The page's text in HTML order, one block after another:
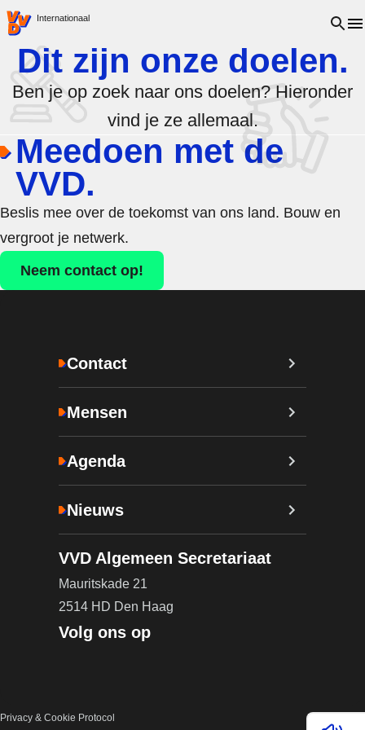
VVD.nl - Ga naar de homepage
Internationaal Open
Dit zijn onze doelen.
Ben je op zoek naar ons doelen? Hieronder
vind je ze allemaal.
Meedoen met de
VVD.
Beslis mee over de toekomst van ons land. Bouw en
vergroot je netwerk.
Neem contact op!
Contact
Mensen
Agenda
Nieuws
VVD Algemeen Secretariaat
Mauritskade 21
2514 HD Den Haag
Volg ons op
Privacy & Cookie Protocol